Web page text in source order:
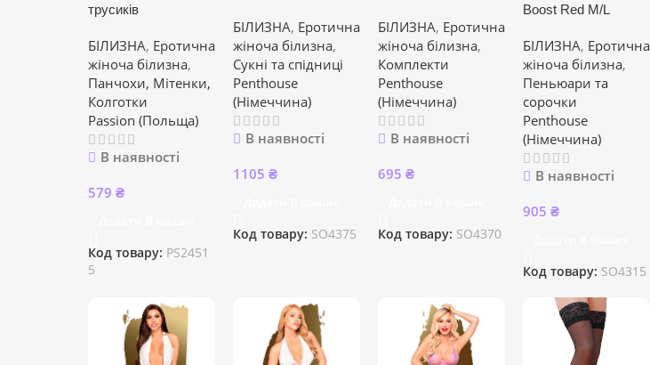
трусиків
БІЛИЗНА, Еротична
жіноча білизна,
Панчохи, Мітенки,
Колготки
Passion (Польща)
В наявності
579 ₴
Код товару: PS2451
5
БІЛИЗНА, Еротична
жіноча білизна,
Сукні та спідниці
Penthouse
(Німеччина)
В наявності
1105 ₴
Код товару: SO4375
БІЛИЗНА, Еротична
жіноча білизна,
Комплекти
Penthouse
(Німеччина)
В наявності
695 ₴
Код товару: SO4370
Boost Red M/L
БІЛИЗНА, Еротична
жіноча білизна,
Пеньюари та
сорочки
Penthouse
(Німеччина)
В наявності
905 ₴
Код товару: SO4315